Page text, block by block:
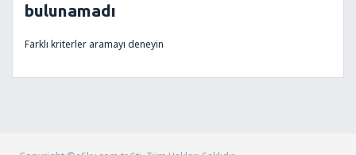
bulunamadı
Farklı kriterler aramayı deneyin